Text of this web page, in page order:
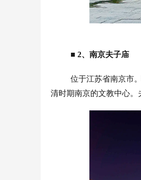
■ 2、南京夫子庙
位于江苏省南京市
清时期南京的文教中心。